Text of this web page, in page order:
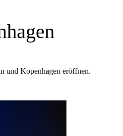
und Kopenhagen eröffnen.